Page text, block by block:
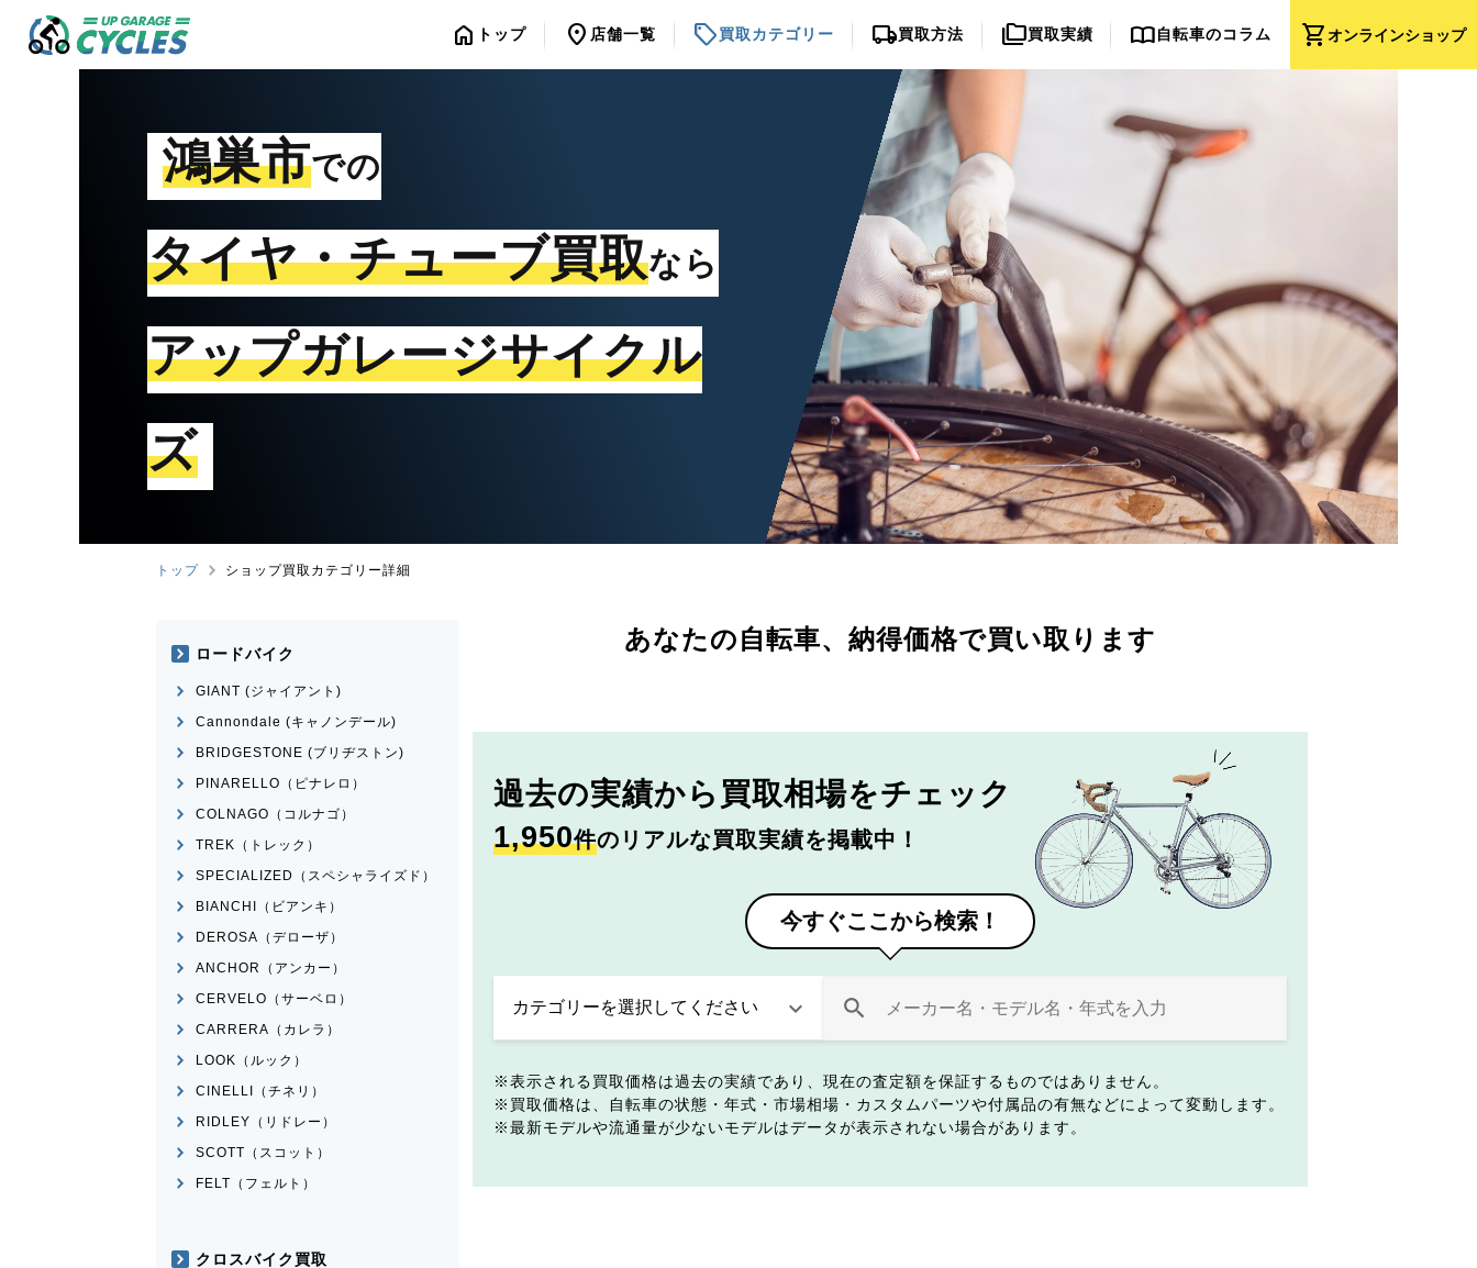
shopping_cartオンラインショップ
home トップ location_on 店舗一覧 sell買取カテゴリー local_shipping買取方法 folder_copy買取実績 import_contacts自転車のコラム
鴻巣市での
タイヤ・チューブ買取なら
アップガレージサイクル
ズ
トップ ショップ買取カテゴリー詳細
あなたの自転車、 納得価格で買い取ります
過去の実績から 買取相場をチェック
1,950件のリアルな買取実績を掲載中！
今すぐここから検索！
表示される買取価格は過去の実績であり、現在の査定額を保証するものではありません。
買取価格は、自転車の状態・年式・市場相場・カスタムパーツや付属品の有無などによって変動します。
最新モデルや流通量が少ないモデルはデータが表示されない場合があります。
ロードバイク
GIANT (ジャイアント)
Cannondale (キャノンデール)
BRIDGESTONE (ブリヂストン)
PINARELLO（ピナレロ）
COLNAGO（コルナゴ）
TREK（トレック）
SPECIALIZED（スペシャライズド）
BIANCHI（ビアンキ）
DEROSA（デローザ）
ANCHOR（アンカー）
CERVELO（サーベロ）
CARRERA（カレラ）
LOOK（ルック）
CINELLI（チネリ）
RIDLEY（リドレー）
SCOTT（スコット）
FELT（フェルト）
クロスバイク買取